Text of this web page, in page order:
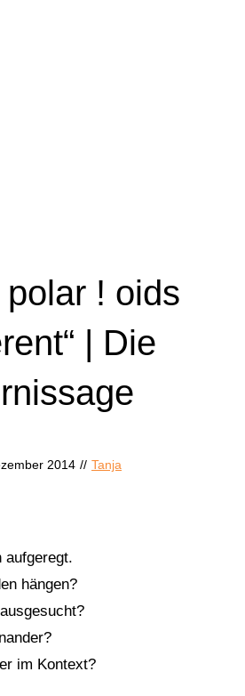
polar ! oids
| Die
2014 // Tanja
aufgeregt.
hängen?
im Kontext?